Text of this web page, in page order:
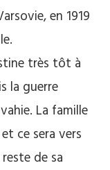
en 1919
très tôt à
la guerre
La famille
ce sera vers
de sa